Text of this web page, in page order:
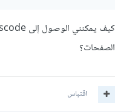
الصفحات؟
اقتباس